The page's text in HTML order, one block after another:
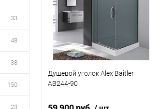
33
48
38
150
23
Душевой уголок Alex Baitler
AB244-90